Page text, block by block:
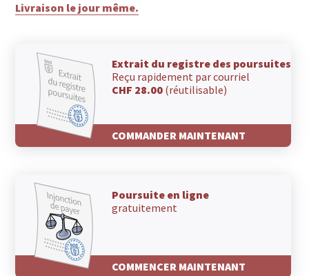
Livraison le jour même.
Extrait du registre des poursuites
Reçu rapidement par courriel
CHF 28.00 (réutilisable)
COMMANDER MAINTENANT
Poursuite en ligne
gratuitement
COMMENCER MAINTENANT